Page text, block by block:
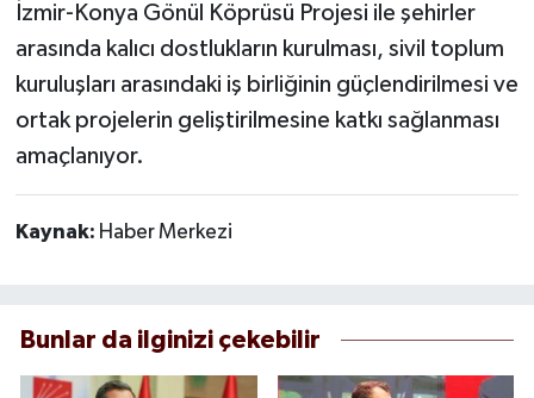
İzmir-Konya Gönül Köprüsü Projesi ile şehirler
arasında kalıcı dostlukların kurulması, sivil toplum
kuruluşları arasındaki iş birliğinin güçlendirilmesi ve
ortak projelerin geliştirilmesine katkı sağlanması
amaçlanıyor.
Kaynak: Haber Merkezi
Bunlar da ilginizi çekebilir